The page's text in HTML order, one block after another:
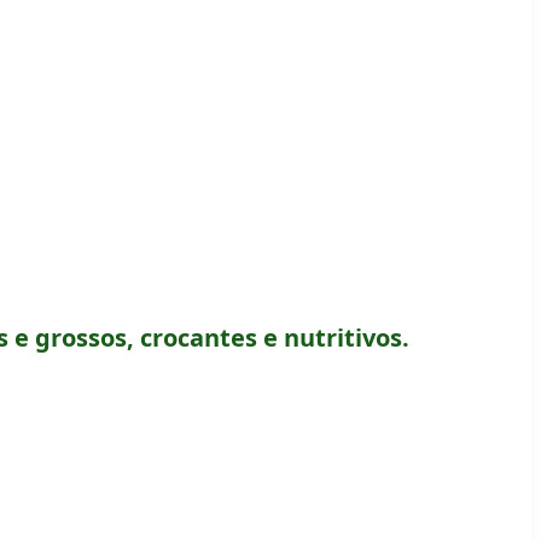
e grossos, crocantes e nutritivos.